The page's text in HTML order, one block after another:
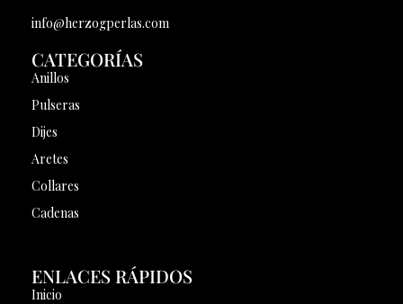
info@herzogperlas.com
CATEGORÍAS
Anillos
Pulseras
Dijes
Aretes
Collares
Cadenas
ENLACES RÁPIDOS
Inicio